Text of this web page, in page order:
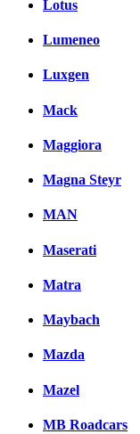
Lotus
Lumeneo
Luxgen
Mack
Maggiora
Magna Steyr
MAN
Maserati
Matra
Maybach
Mazda
Mazel
MB Roadcars